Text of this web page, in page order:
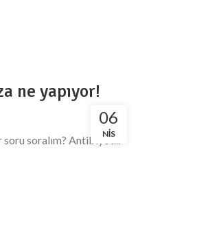
06
NIS
ne yapıyor!
soralım? Antibiyot...